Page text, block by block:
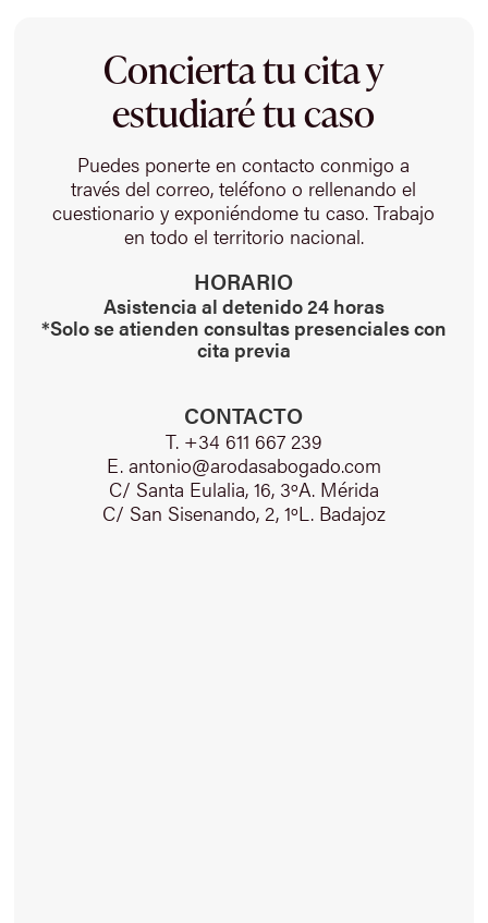
Concierta tu cita y
estudiaré tu caso
Puedes ponerte en contacto conmigo a
través del correo, teléfono o rellenando el
cuestionario y exponiéndome tu caso. Trabajo
en todo el territorio nacional.
HORARIO
Asistencia al detenido 24 horas
*Solo se atienden consultas presenciales con
cita previa
CONTACTO
T. +34 611 667 239
E. antonio@arodasabogado.com
C/ Santa Eulalia, 16, 3ºA. Mérida
C/ San Sisenando, 2, 1ºL. Badajoz